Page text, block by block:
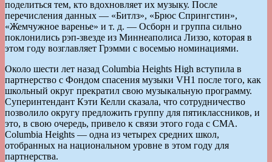
поделиться тем, кто вдохновляет их музыку. После
перечисления данных — «Битлз», «Брюс Спрингстин»,
«Жемчужное варенье» и т. д. — Осборн и группа сильно
поклонились рэп-звезде из Миннеаполиса Лиззо, которая в
этом году возглавляет Грэмми с восемью номинациями.
Около шести лет назад Columbia Heights High вступила в
партнерство с Фондом спасения музыки VH1 после того, как
школьный округ прекратил свою музыкальную программу.
Суперинтендант Кэти Келли сказала, что сотрудничество
позволило округу предложить группу для пятиклассников, и
это, в свою очередь, привело к связи этого года с CMA.
Columbia Heights — одна из четырех средних школ,
отобранных на национальном уровне в этом году для
партнерства.